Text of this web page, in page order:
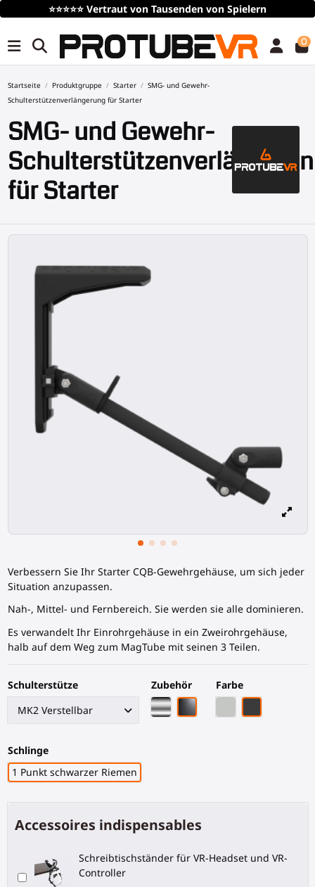
KostenloserVersand über 100€/115$ (zeitlich begrenzt)
0
Startseite Produktgruppe Starter
SMG- und Gewehr-
Schulterstützenverlängerung für Starter
SMG- und Gewehr-
für Starter
Verbessern Sie Ihr Starter CQB-Gewehrgehäuse, um sich jeder
Situation anzupassen.
Nah-, Mittel- und Fernbereich. Sie werden sie alle dominieren.
Es verwandelt Ihr Einrohrgehäuse in ein Zweirohrgehäuse,
halb auf dem Weg zum MagTube mit seinen 3 Teilen.
Schulterstütze
Zubehör
Chrom-Armatur
Schwarze Kohlefaser-
Farbe
Schlinge
1 Punkt schwarzer Riemen
Accessoires indispensables
Schreibtischständer für VR-Headset und VR-
Controller